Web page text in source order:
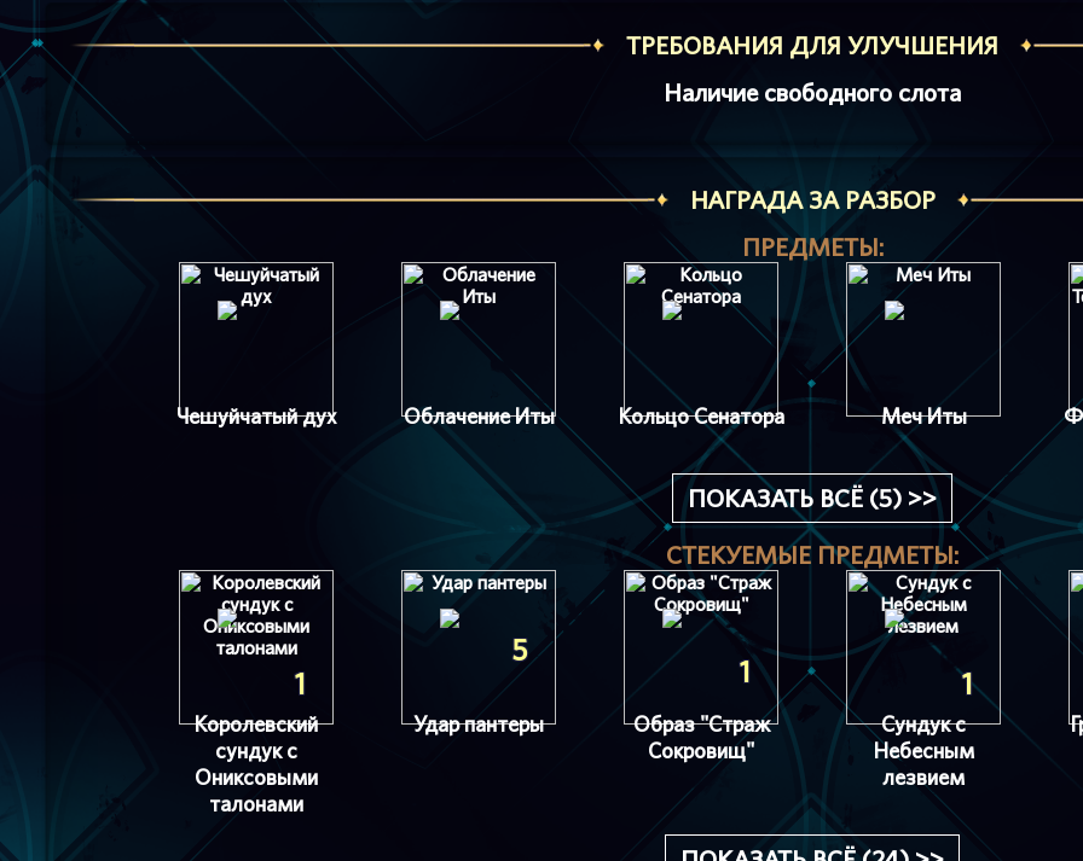
ТРЕБОВАНИЯ ДЛЯ УЛУЧШЕНИЯ
Наличие свободного слота
НАГРАДА ЗА РАЗБОР
ПРЕДМЕТЫ:
Чешуйчатый дух Облачение Иты Кольцо Сенатора Меч Иты
ПОКАЗАТЬ ВСЁ (5) >>
СТЕКУЕМЫЕ ПРЕДМЕТЫ:
1
Королевский
сундук с
Ониксовыми
талонами
5
Удар пантеры
1
Образ "Страж
Сокровищ"
1
Сундук с
Небесным
лезвием